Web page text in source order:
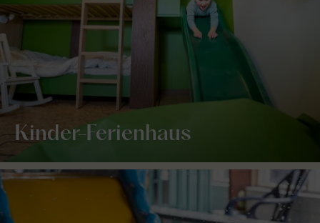
Kinder-Ferienhaus